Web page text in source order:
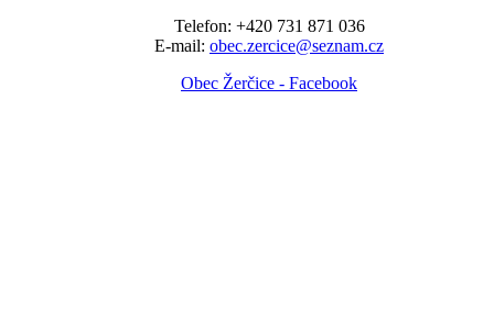
Telefon: +420 731 871 036
E-mail: obec.zercice@seznam.cz
Obec Žerčice - Facebook